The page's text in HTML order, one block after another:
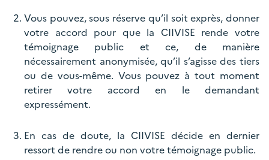
Vous pouvez, sous réserve qu’il soit exprès, donner
votre accord pour que la CIIVISE rende votre
témoignage public et ce, de manière
nécessairement anonymisée, qu’il s’agisse des tiers
ou de vous-même. Vous pouvez à tout moment
retirer votre accord en le demandant
expressément.
En cas de doute, la CIIVISE décide en dernier
ressort de rendre ou non votre témoignage public.